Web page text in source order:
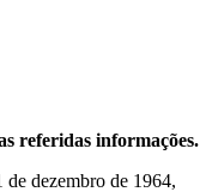
referidas informações.
dezembro de 1964,